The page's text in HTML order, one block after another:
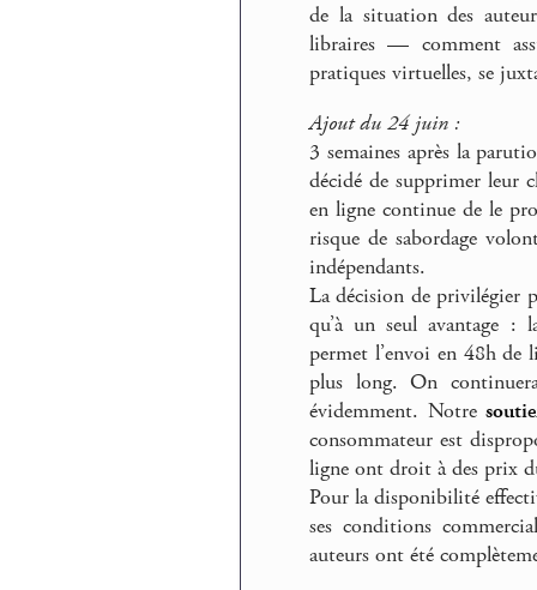
de la situation des
libraires — comment
pratiques virtuelles, se
Ajout du 24 juin :
3 semaines après la
décidé de supprimer leur
en ligne continue de le
risque de sabordage
indépendants.
La décision de privilégier
qu’à un seul avantage
permet l’envoi en 48h de
plus long. On
évidemment. Notre
consommateur est
ligne ont droit à des prix
Pour la disponibilité
ses conditions
auteurs ont été